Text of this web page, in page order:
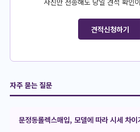
견적신청하기
자주 묻는 질문
문정동롤렉스매입, 모델에 따라 시세 차이